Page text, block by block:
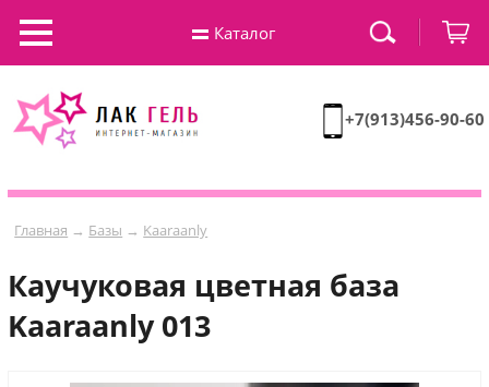
+7(913)456-90-60
Главная → Базы → Kaaraanly
Каучуковая цветная база
Kaaraanly 013
Каталог